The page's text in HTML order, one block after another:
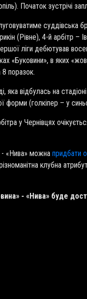
Початок зустрічі
суддівська
(Рівне), 4-й арбітр –
ліги дебютував
«Буковини», в яких
8 поразок.
яка відбулась на
форми (голкіпер – у
у Чернівцях
- «Нива» можна придбати
клубна
- «Нива» буде